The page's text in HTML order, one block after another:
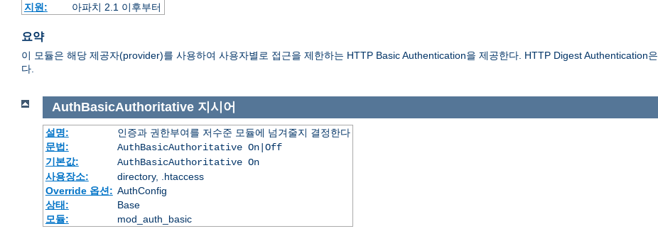
지원:
아파치 2.1 이후부터
요약
이 모듈은 해당 제공자(provider)를 사용하여 사용자별로 접근을 제한하는 HTTP Basic Authentication을 제공한다. HTTP Digest Authentication은
다.
AuthBasicAuthoritative 지시어
설명:
인증과 권한부여를 저수준 모듈에 넘겨줄지 결정한다
문법:
AuthBasicAuthoritative On|Off
기본값:
AuthBasicAuthoritative On
사용장소:
directory, .htaccess
Override 옵션: AuthConfig
상태:
Base
모듈:
mod_auth_basic